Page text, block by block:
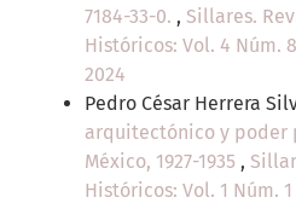
7184-33-0. , Sillares.
Históricos: Vol. 4 Núm.
2024
Pedro César Herrera
arquitectónico y poder
México, 1927-1935 ,
Históricos: Vol. 1 Núm.